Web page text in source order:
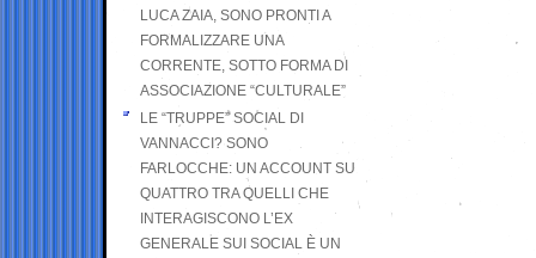
LUCA ZAIA, SONO PRONTI A
FORMALIZZARE UNA
CORRENTE, SOTTO FORMA DI
ASSOCIAZIONE “CULTURALE”
LE “TRUPPE” SOCIAL DI
VANNACCI? SONO
FARLOCCHE: UN ACCOUNT SU
QUATTRO TRA QUELLI CHE
INTERAGISCONO L’EX
GENERALE SUI SOCIAL È UN